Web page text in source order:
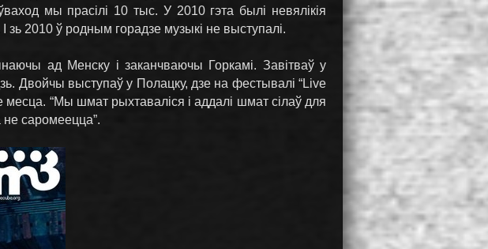
мы прасілі 10 тыс. У 2010 гэта былі невялікія
зь 2010 ў родным горадзе музыкі не выступалі.
ад Менску і заканчваючы Горкамі. Завітваў у
Двойчы выступаў у Полацку, дзе на фестывалі “Live
“Мы шмат рыхтаваліся і аддалі шмат сілаў для
не саромеецца”.